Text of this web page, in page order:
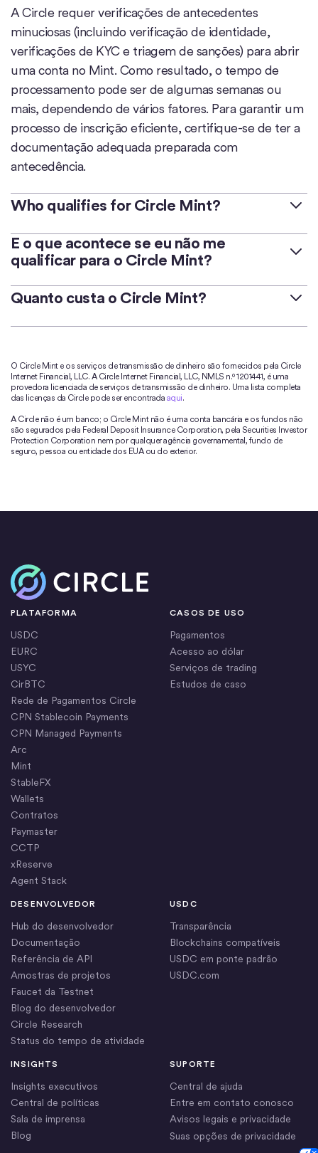
A Circle requer verificações de antecedentes
minuciosas (incluindo verificação de identidade,
verificações de KYC e triagem de sanções) para abrir
uma conta no Mint. Como resultado, o tempo de
processamento pode ser de algumas semanas ou
mais, dependendo de vários fatores. Para garantir um
processo de inscrição eficiente, certifique-se de ter a
documentação adequada preparada com
antecedência.
Who qualifies for Circle Mint?
Circle Mint is offered to registered distributors in
specific regionswho will mint and distribute USDC at
or those minting USDC for personal use.
E o que acontece se eu não me
qualificar para o Circle Mint?
Se você quiser acessar as stablecoins da Circle, mas
onde você pode comprar USDC e EURC.
Quanto custa o Circle Mint?
No caso de integração à API, nossa equipe pode
ajudar a projetar a solução perfeita para você.Entre
em contato conosco
para obter mais informações.
O Circle Mint e os serviços de transmissão de dinheiro são fornecidos pela Circle
Internet Financial, LLC. A Circle Internet Financial, LLC, NMLS n.º 1201441, é uma
provedora licenciada de serviços de transmissão de dinheiro. Uma lista completa
das licenças da Circle pode ser encontrada aqui.
A Circle não é um banco; o Circle Mint não é uma conta bancária e os fundos não
são segurados pela Federal Deposit Insurance Corporation, pela Securities Investor
Protection Corporation nem por qualquer agência governamental, fundo de
seguro, pessoa ou entidade dos EUA ou do exterior.
Início
PLATAFORMA
USDC
EURC
USYC
CirBTC
Rede de Pagamentos Circle
CPN Stablecoin Payments
CPN Managed Payments
Arc
Mint
StableFX
Wallets
Contratos
Paymaster
CCTP
xReserve
Agent Stack
CASOS DE USO
Pagamentos
Acesso ao dólar
Serviços de trading
Estudos de caso
DESENVOLVEDOR
Hub do desenvolvedor
Documentação
Referência de API
Amostras de projetos
Faucet da Testnet
Blog do desenvolvedor
Circle Research
Status do tempo de atividade
USDC
Transparência
Blockchains compatíveis
USDC em ponte padrão
USDC.com
INSIGHTS
Insights executivos
Central de políticas
Sala de imprensa
Blog
SUPORTE
Central de ajuda
Entre em contato conosco
Avisos legais e privacidade
Suas opções de privacidade